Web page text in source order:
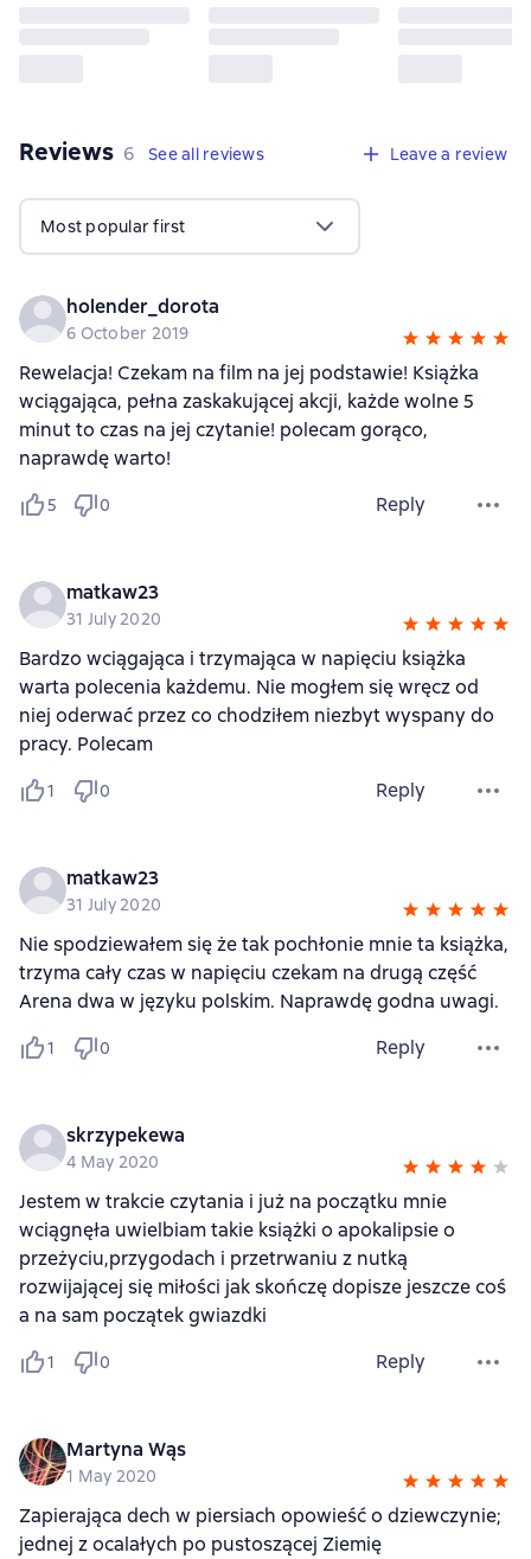
Reviews 6 reviews
6 See all reviews Leave a review
Most popular first
holender_dorota
6 October 2019
Rewelacja! Czekam na film na jej podstawie! Książka
wciągająca, pełna zaskakującej akcji, każde wolne 5
minut to czas na jej czytanie! polecam gorąco,
naprawdę warto!
5 0 Reply
matkaw23
31 July 2020
Bardzo wciągająca i trzymająca w napięciu książka
warta polecenia każdemu. Nie mogłem się wręcz od
niej oderwać przez co chodziłem niezbyt wyspany do
pracy. Polecam
1 0 Reply
matkaw23
31 July 2020
Nie spodziewałem się że tak pochłonie mnie ta książka,
trzyma cały czas w napięciu czekam na drugą część
Arena dwa w języku polskim. Naprawdę godna uwagi.
1 0 Reply
skrzypekewa
4 May 2020
Jestem w trakcie czytania i już na początku mnie
wciągnęła uwielbiam takie książki o apokalipsie o
przeżyciu,przygodach i przetrwaniu z nutką
rozwijającej się miłości jak skończę dopisze jeszcze coś
a na sam początek gwiazdki
1 0 Reply
Martyna Wąs
1 May 2020
Zapierająca dech w piersiach opowieść o dziewczynie;
jednej z ocalałych po pustoszącej Ziemię